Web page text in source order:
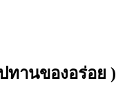
ทานของอร่อย )